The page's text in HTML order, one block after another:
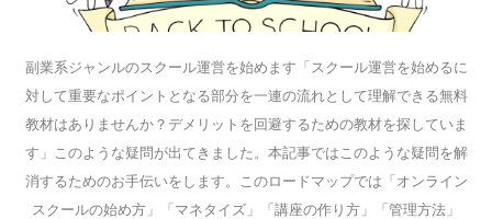
副業系ジャンルのスクール運営を始めます「スクール運営を始めるに
対して重要なポイントとなる部分を一連の流れとして理解できる無料
教材はありませんか？デメリットを回避するための教材を探していま
す」このような疑問が出てきました。本記事ではこのような疑問を解
消するためのお手伝いをします。このロードマップでは「オンライン
スクールの始め方」「マネタイズ」「講座の作り方」「管理方法」